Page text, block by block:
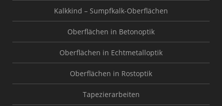
Kalkkind – Sumpfkalk-Oberflächen
Oberflächen in Betonoptik
Oberflächen in Echtmetalloptik
Oberflächen in Rostoptik
Tapezierarbeiten